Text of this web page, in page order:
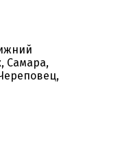
Самара,